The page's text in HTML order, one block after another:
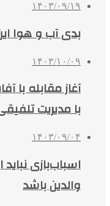
۱۴۰۳/۰۹/۱۹
بدی آب و هوا
۱۴۰۳/۱۰/۰۹
آغاز مقابله با
با مدیریت
۱۴۰۳/۰۹/۰۴
اسباب‌بازی‌
والدین باشد